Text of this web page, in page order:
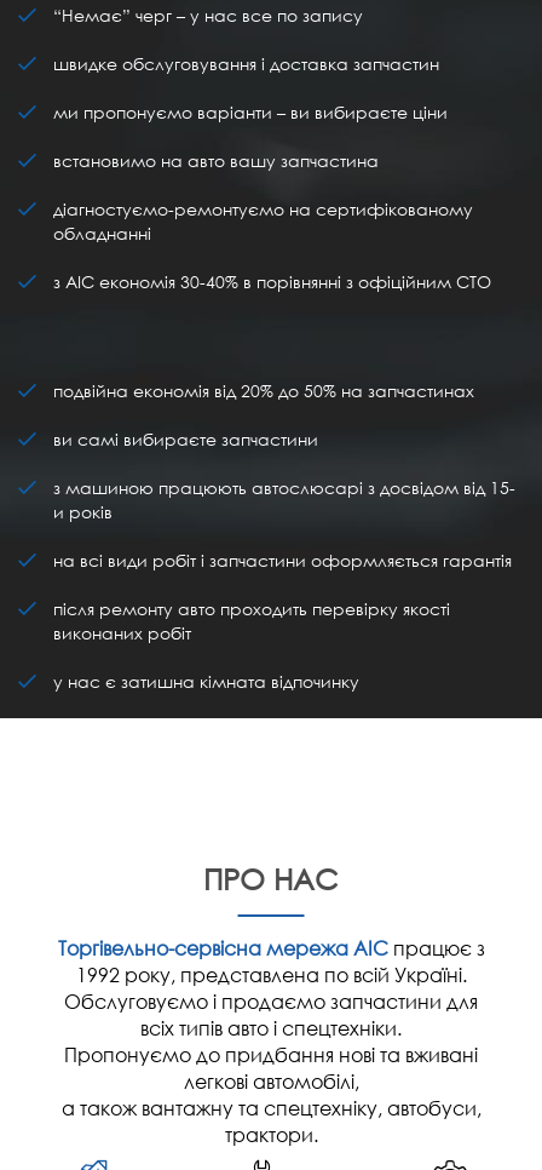
“Немає” черг – у нас все по запису
швидке обслуговування і доставка запчастин
ми пропонуємо варіанти – ви вибираєте ціни
встановимо на авто вашу запчастина
діагностуємо-ремонтуємо на сертифікованому
обладнанні
з АІС економія 30-40% в порівнянні з офіційним СТО
подвійна економія від 20% до 50% на запчастинах
ви самі вибираєте запчастини
з машиною працюють автослюсарі з досвідом від 15-
и років
на всі види робіт і запчастини оформляється гарантія
після ремонту авто проходить перевірку якості
виконаних робіт
у нас є затишна кімната відпочинку
ПРО НАС
Торгівельно-сервісна мережа АІСпрацює з
1992 року, представлена по всій Україні.
Обслуговуємо і продаємо запчастини для
всіх типів авто і спецтехніки.
Пропонуємо до придбання нові та вживані
легкові автомобілі,
а також вантажну та спецтехніку, автобуси,
трактори.